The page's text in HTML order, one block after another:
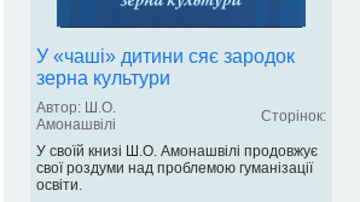
У «чаші» дитини сяє зародок
зерна культури
Автор: Ш.О.
Амонашвілі
Сторінок:
У своїй книзі Ш.О. Амонашвілі продовжує
свої роздуми над проблемою гуманізації
освіти.